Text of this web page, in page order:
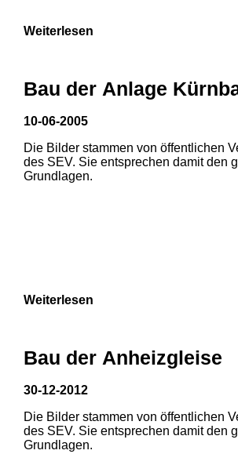
1 2
1 2 3
Weiterlesen
Bau der Anlage
10-06-2005
Die Bilder stammen von öffentlichen
des SEV. Sie entsprechen damit den
Grundlagen.
Weiterlesen
Bau der Anheizgleise
30-12-2012
Die Bilder stammen von öffentlichen
des SEV. Sie entsprechen damit den
Grundlagen.